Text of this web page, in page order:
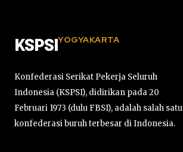
KSPSI YOGYAKARTA
Konfederasi Serikat Pekerja Seluruh
Indonesia (KSPSI), didirikan pada 20
Februari 1973 (dulu FBSI), adalah salah satu
konfederasi buruh terbesar di Indonesia.